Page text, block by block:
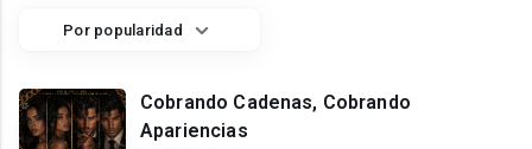
Por popularidad
Cobrando Cadenas, Cobrando
Apariencias